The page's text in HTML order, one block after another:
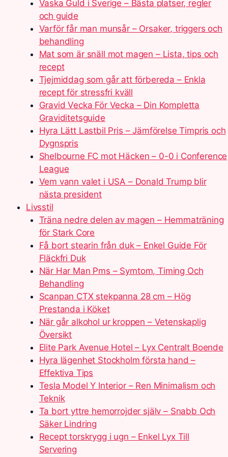
Vaska Guld i Sverige – Bästa platser, regler
och guide
Varför får man munsår – Orsaker, triggers och
behandling
Mat som är snäll mot magen – Lista, tips och
recept
Tjejmiddag som går att förbereda – Enkla
recept för stressfri kväll
Gravid Vecka För Vecka – Din Kompletta
Graviditetsguide
Hyra Lätt Lastbil Pris – Jämförelse Timpris och
Dygnspris
Shelbourne FC mot Häcken – 0-0 i Conference
League
Vem vann valet i USA – Donald Trump blir
nästa president
Livsstil
Träna nedre delen av magen – Hemmaträning
för Stark Core
Få bort stearin från duk – Enkel Guide För
Fläckfri Duk
När Har Man Pms – Symtom, Timing Och
Behandling
Scanpan CTX stekpanna 28 cm – Hög
Prestanda i Köket
När går alkohol ur kroppen – Vetenskaplig
Översikt
Elite Park Avenue Hotel – Lyx Centralt Boende
Hyra lägenhet Stockholm första hand –
Effektiva Tips
Tesla Model Y Interior – Ren Minimalism och
Teknik
Ta bort yttre hemorrojder själv – Snabb Och
Säker Lindring
Recept torskrygg i ugn – Enkel Lyx Till
Servering